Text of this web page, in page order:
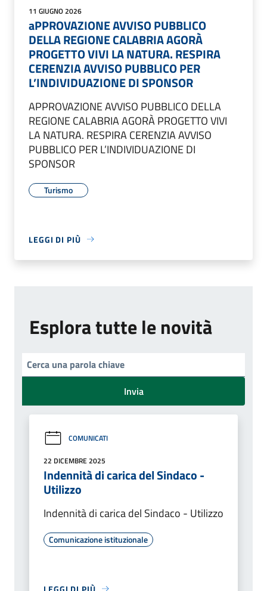
11 GIUGNO 2026
aPPROVAZIONE AVVISO PUBBLICO
DELLA REGIONE CALABRIA AGORÀ
PROGETTO VIVI LA NATURA. RESPIRA
CERENZIA AVVISO PUBBLICO PER
L’INDIVIDUAZIONE DI SPONSOR
APPROVAZIONE AVVISO PUBBLICO DELLA
REGIONE CALABRIA AGORÀ PROGETTO VIVI
LA NATURA. RESPIRA CERENZIA AVVISO
PUBBLICO PER L’INDIVIDUAZIONE DI
SPONSOR
Turismo
LEGGI DI PIÙ
Esplora tutte le novità
Invia
COMUNICATI
22 DICEMBRE 2025
Indennità di carica del Sindaco -
Utilizzo
Indennità di carica del Sindaco - Utilizzo
Comunicazione istituzionale